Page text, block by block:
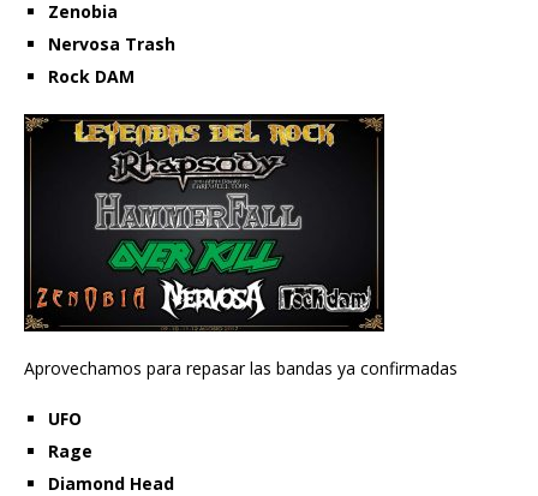
Zenobia
Nervosa Trash
Rock DAM
Aprovechamos para repasar las bandas ya confirmadas
UFO
Rage
Diamond Head